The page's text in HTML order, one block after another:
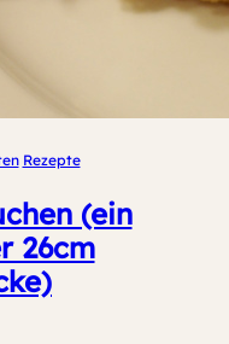
Rezepte
(ein
26cm